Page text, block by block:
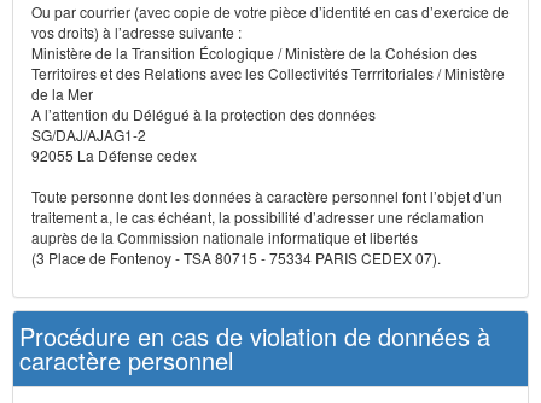
Ou par courrier (avec copie de votre pièce d’identité en cas d’exercice de
vos droits) à l’adresse suivante :
Ministère de la Transition Écologique / Ministère de la Cohésion des
Territoires et des Relations avec les Collectivités Terrritoriales / Ministère
de la Mer
A l’attention du Délégué à la protection des données
SG/DAJ/AJAG1-2
92055 La Défense cedex
Toute personne dont les données à caractère personnel font l’objet d’un
traitement a, le cas échéant, la possibilité d’adresser une réclamation
auprès de la Commission nationale informatique et libertés
(3 Place de Fontenoy - TSA 80715 - 75334 PARIS CEDEX 07).
Procédure en cas de violation de données à
caractère personnel